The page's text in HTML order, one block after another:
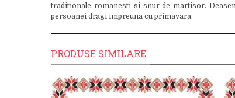
traditionale romanesti si snur de martisor.
persoanei dragi impreuna cu primavara.
PRODUSE SIMILARE